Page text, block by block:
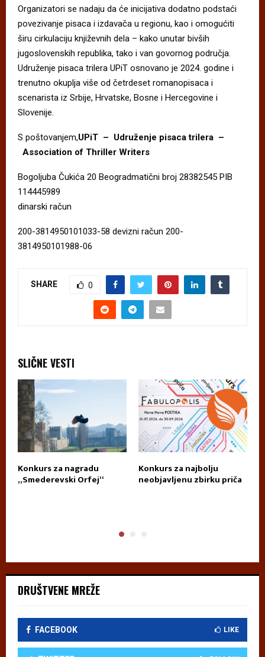
Organizatori se nadaju da će inicijativa dodatno podstaći
povezivanje pisaca i izdavača u regionu, kao i omogućiti
širu cirkulaciju književnih dela – kako unutar bivših
jugoslovenskih republika, tako i van govornog područja.
Udruženje pisaca trilera UPiT osnovano je 2024. godine i
trenutno okuplja više od četrdeset romanopisaca i
scenarista iz Srbije, Hrvatske, Bosne i Hercegovine i
Slovenije.
S poštovanjem,UPiT – Udruženje pisaca trilera –
Association of Thriller Writers
Bogoljuba Čukića 20 Beogradmatični broj 28382545 PIB
114445989
dinarski račun
200-3814950101033-58 devizni račun 200-
3814950101988-06
SHARE 0
SLIČNE VESTI
Konkurs za nagradu
„Smederevski Orfej“
Konkurs za najbolju
neobjavljenu zbirku priča
DRUŠTVENE MREŽE
FACEBOOK LIKE